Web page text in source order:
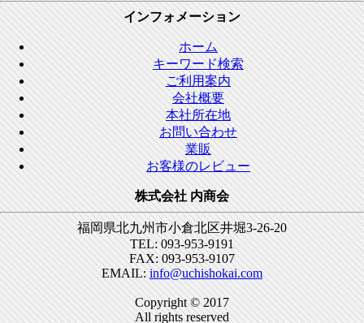
インフォメーション
ホーム
キーワード検索
ご利用案内
会社概要
本社所在地
お問い合わせ
業販
お客様のレビュー
株式会社 内商会
福岡県北九州市小倉北区井堀3-26-20
TEL: 093-953-9191
FAX: 093-953-9107
EMAIL:info@uchishokai.com
Copyright © 2017
All rights reserved